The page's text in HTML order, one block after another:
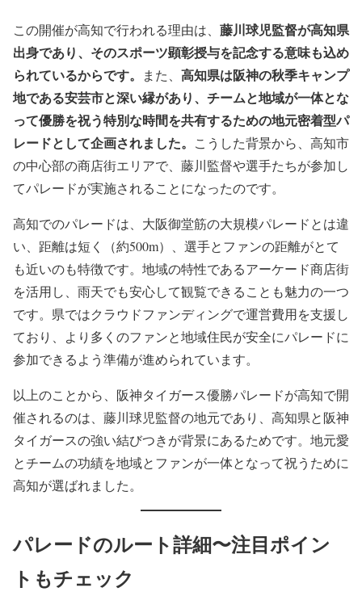
この開催が高知で行われる理由は、 藤川球児監督が高知県
出身であり、そのスポーツ顕彰授与を記念する意味も込め
られているからです。
また、 高知県は阪神の秋季キャンプ
地である安芸市と深い縁があり、チームと地域が一体とな
って優勝を祝う特別な時間を共有するための地元密着型パ
レードとして企画されました。 こうした背景から、高知市
の中心部の商店街エリアで、藤川監督や選手たちが参加し
てパレードが実施されることになったのです。​
高知でのパレードは、大阪御堂筋の大規模パレードとは違
い、距離は短く（約500m）、選手とファンの距離がとて
も近いのも特徴です。地域の特性であるアーケード商店街
を活用し、雨天でも安心して観覧できることも魅力の一つ
です。県ではクラウドファンディングで運営費用を支援し
ており、より多くのファンと地域住民が安全にパレードに
参加できるよう準備が進められています。​
以上のことから、阪神タイガース優勝パレードが高知で開
催されるのは、藤川球児監督の地元であり、高知県と阪神
タイガースの強い結びつきが背景にあるためです。地元愛
とチームの功績を地域とファンが一体となって祝うために
高知が選ばれました。​
パレードのルート詳細〜注目ポイン
トもチェック